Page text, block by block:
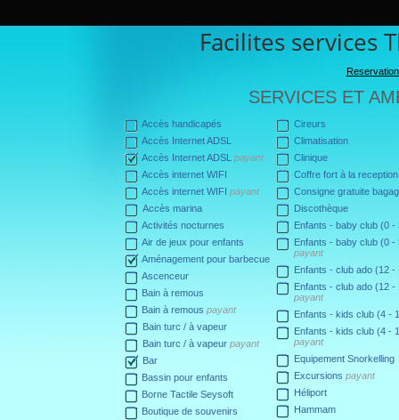
Facilites services
SERVICES ET
Accès handicapés
Accès Internet ADSL
Accès Internet ADSL payant
Accès internet WIFI
Accès internet WIFI payant
Accès marina
Activités nocturnes
Air de jeux pour enfants
Aménagement pour barbecue
Ascenceur
Bain à remous
Bain à remous payant
Bain turc / à vapeur
Bain turc / à vapeur payant
Bar
Bassin pour enfants
Borne Tactile Seysoft
Boutique de souvenirs
Cireurs
Climatisation
Clinique
Coffre fort à la reception
Consigne gratuite
Discothèque
Enfants - baby club (0 -
Enfants - baby club (0 -
payant
Enfants - club ado (12 -
Enfants - club ado (12 -
payant
Enfants - kids club (4 -
Enfants - kids club (4 -
payant
Equipement Snorkelling
Excursions payant
Héliport
Hammam